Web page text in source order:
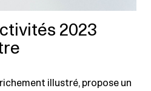
2023
illustré, propose un